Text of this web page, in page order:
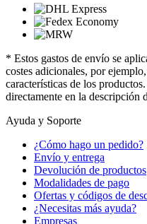
* Estos gastos de envío se
costes adicionales, por
características de los
directamente en la descripción
Ayuda y Soporte
¿Cómo hago un pedido?
Envío y entrega
Devolución de productos
Modalidades de pago
Ofertas y códigos de
¿Necesitas más ayuda?
Empresas